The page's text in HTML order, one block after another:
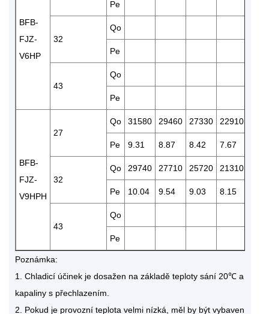
BFB-
FJZ-
V6HP
Pe
32
Qo
Pe
43
Qo
Pe
BFB-
FJZ-
V9HPH
27
Qo 31580 29460 27330 22910
Pe 9.31 8.87 8.42 7.67
32
Qo 29740 27710 25720 21310
Pe 10.04 9.54 9.03 8.15
43
Qo
Pe
Poznámka:
1. Chladicí účinek je dosažen na základě teploty sání 20℃ a
kapaliny s přechlazením.
2. Pokud je provozní teplota velmi nízká, měl by být vybaven